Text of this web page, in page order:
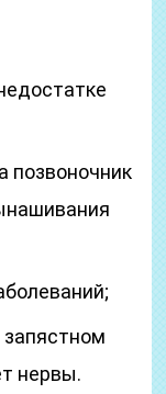
позвоночник
запястном
нервы.